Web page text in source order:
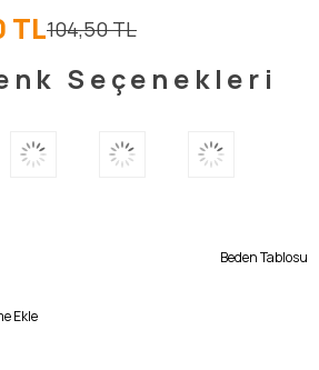
104,50 TL
TL
Seçenekleri
Beden Tablosu
Ekle